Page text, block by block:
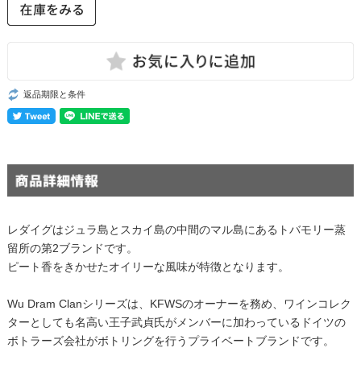
返品期限と条件
レダイグはジュラ島とスカイ島の中間のマル島にあるトバモリー蒸
留所の第2ブランドです。
ピート香をきかせたオイリーな風味が特徴となります。
Wu Dram Clanシリーズは、KFWSのオーナーを務め、ワインコレク
ターとしても名高い王子武貞氏がメンバーに加わっているドイツの
ボトラーズ会社がボトリングを行うプライベートブランドです。